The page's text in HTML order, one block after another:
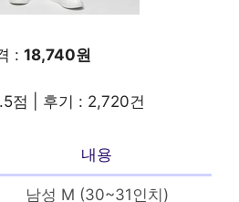
: 18,740원
점 | 후기 : 2,720건
내용
남성 M (30~31인치)